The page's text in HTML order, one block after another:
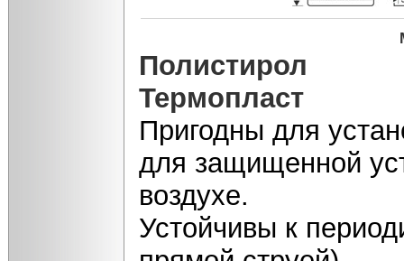
Полистирол
Термопласт
Пригодны для
для защищенной
воздухе.
Устойчивы к